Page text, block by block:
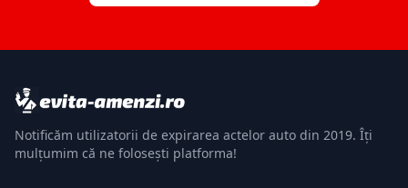
Notificăm utilizatorii de expirarea actelor auto din 2019. Îți
mulțumim că ne folosești platforma!